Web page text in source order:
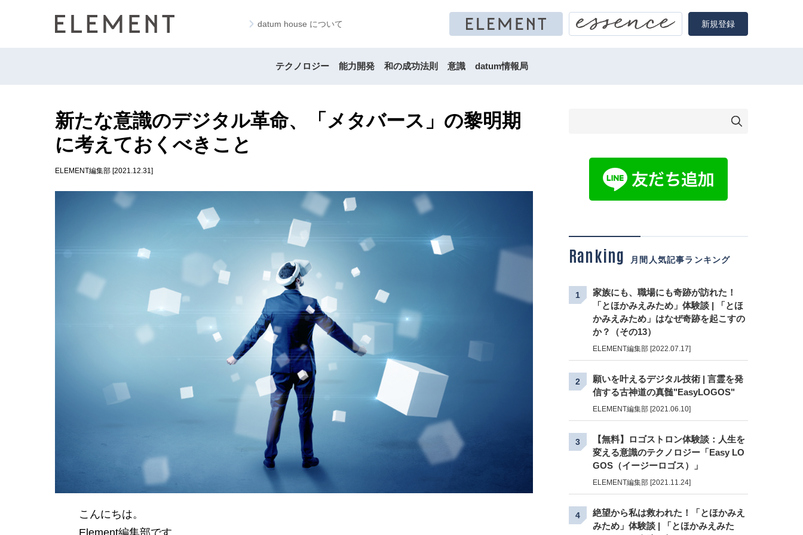
datum house について 新規登録
テクノロジー 能力開発 和の成功法則 意識 datum情報局
新たな意識のデジタル革命、「メタバース」の黎明期
に考えておくべきこと
ELEMENT編集部 [2021.12.31]
こんにちは。
Ranking 月間人気記事ランキング
1
家族にも、職場にも奇跡が訪れた！
「とほかみえみため」体験談 | 「とほ
かみえみため」はなぜ奇跡を起こすの
か？（その13）
ELEMENT編集部 [2022.07.17]
2
願いを叶えるデジタル技術 | 言霊を発
信する古神道の真髄"EasyLOGOS"
ELEMENT編集部 [2021.06.10]
3
【無料】ロゴストロン体験談：人生を
変える意識のテクノロジー「Easy LO
GOS（イージーロゴス）」
ELEMENT編集部 [2021.11.24]
4
絶望から私は救われた！「とほかみえ
みため」体験談 | 「とほかみえみた